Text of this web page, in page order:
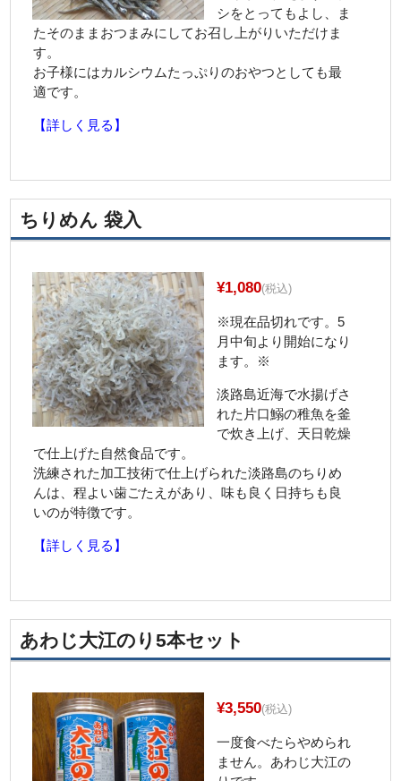
シをとってもよし、ま
たそのままおつまみにしてお召し上がりいただけま
す。
お子様にはカルシウムたっぷりのおやつとしても最
適です。
【詳しく見る】
ちりめん 袋入
¥1,080(税込)
※現在品切れです。5
月中旬より開始になり
ます。※
淡路島近海で水揚げさ
れた片口鰯の稚魚を釜
で炊き上げ、天日乾燥
で仕上げた自然食品です。
洗練された加工技術で仕上げられた淡路島のちりめ
んは、程よい歯ごたえがあり、味も良く日持ちも良
いのが特徴です。
【詳しく見る】
あわじ大江のり5本セット
¥3,550(税込)
一度食べたらやめられ
ません。あわじ大江の